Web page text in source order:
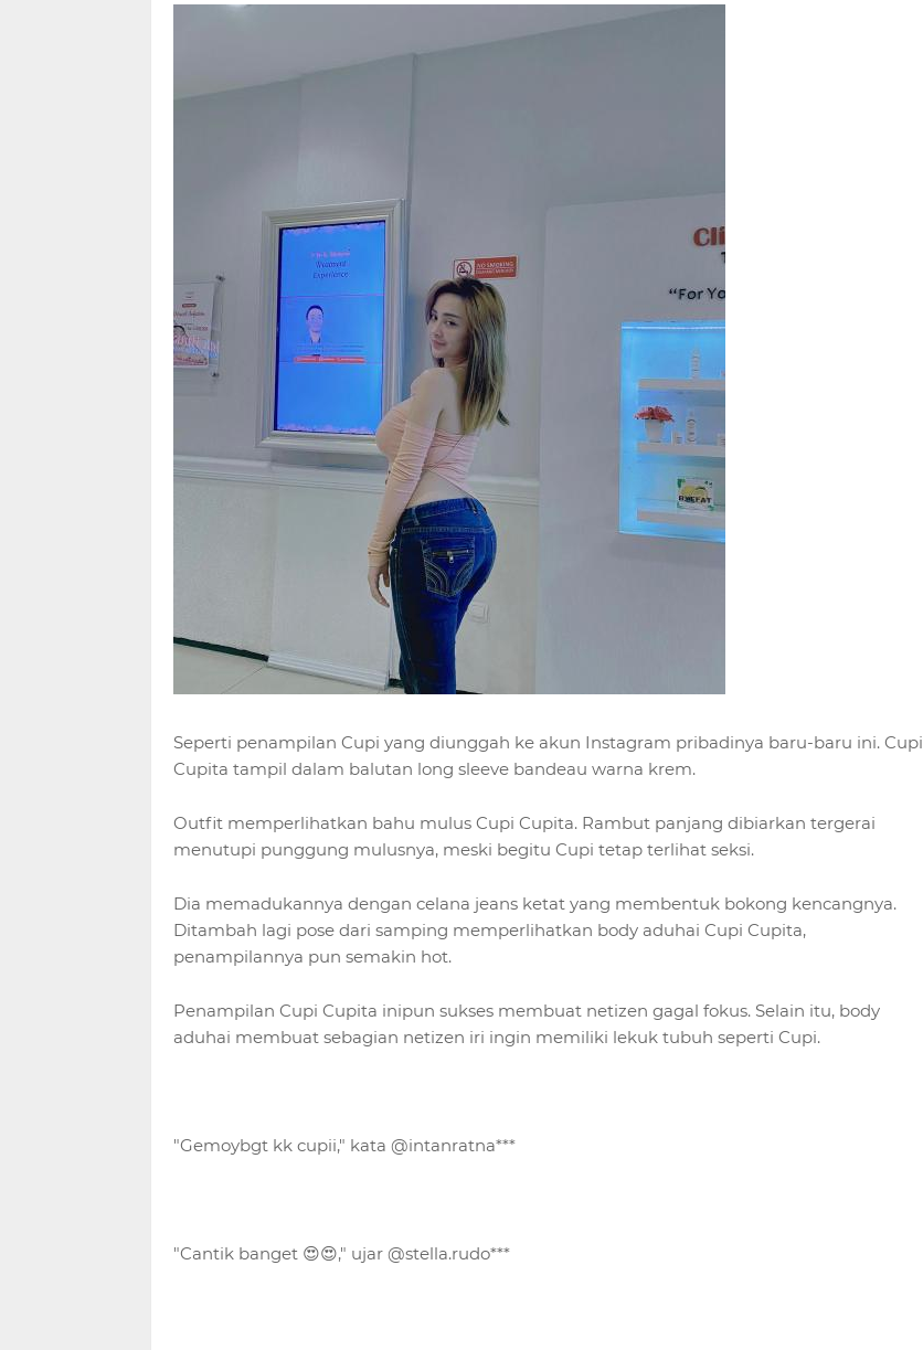
Seperti penampilan Cupi yang diunggah ke akun Instagram pribadinya baru-baru ini. Cupi
Cupita tampil dalam balutan long sleeve bandeau warna krem.
Outfit memperlihatkan bahu mulus Cupi Cupita. Rambut panjang dibiarkan tergerai
menutupi punggung mulusnya, meski begitu Cupi tetap terlihat seksi.
Dia memadukannya dengan celana jeans ketat yang membentuk bokong kencangnya.
Ditambah lagi pose dari samping memperlihatkan body aduhai Cupi Cupita,
penampilannya pun semakin hot.
Penampilan Cupi Cupita inipun sukses membuat netizen gagal fokus. Selain itu, body
aduhai membuat sebagian netizen iri ingin memiliki lekuk tubuh seperti Cupi.
"Gemoybgt kk cupii," kata @intanratna***
"Cantik banget 😍😍," ujar @stella.rudo***